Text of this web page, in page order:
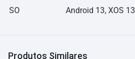
SO Android 13, XOS 13
Produtos Similares